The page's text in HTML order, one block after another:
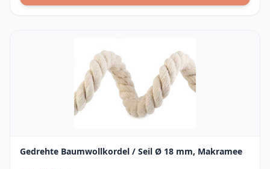
Gedrehte Baumwollkordel / Seil Ø 18 mm, Makramee